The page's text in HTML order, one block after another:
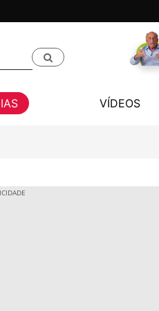
VÍDEOS